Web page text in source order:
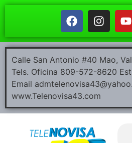
Calle San Antonio #40 Mao,
Tels. Oficina 809-572-8620
Email
www.Telenovisa43.com